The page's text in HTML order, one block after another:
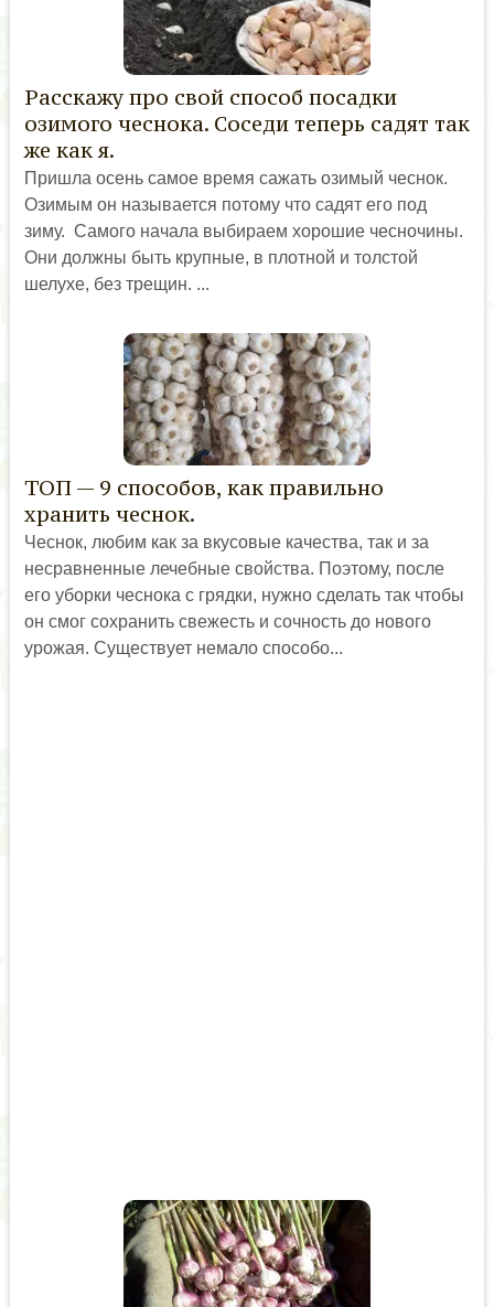
Расскажу про свой способ посадки
озимого чеснока. Соседи теперь садят так
же как я.
Пришла осень самое время сажать озимый чеснок.
Озимым он называется потому что садят его под
зиму. Самого начала выбираем хорошие чесночины.
Они должны быть крупные, в плотной и толстой
шелухе, без трещин. ...
ТОП — 9 способов, как правильно
хранить чеснок.
Чеснок, любим как за вкусовые качества, так и за
несравненные лечебные свойства. Поэтому, после
его уборки чеснока с грядки, нужно сделать так чтобы
он смог сохранить свежесть и сочность до нового
урожая. Существует немало способо...